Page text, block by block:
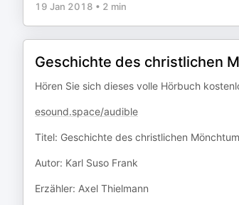
19 Jan 2018 • 2 min
Geschichte des christlichen
Hören Sie sich dieses volle Hörbuch
esound.space/audible
Titel: Geschichte des christlichen
Autor: Karl Suso Frank
Erzähler: Axel Thielmann